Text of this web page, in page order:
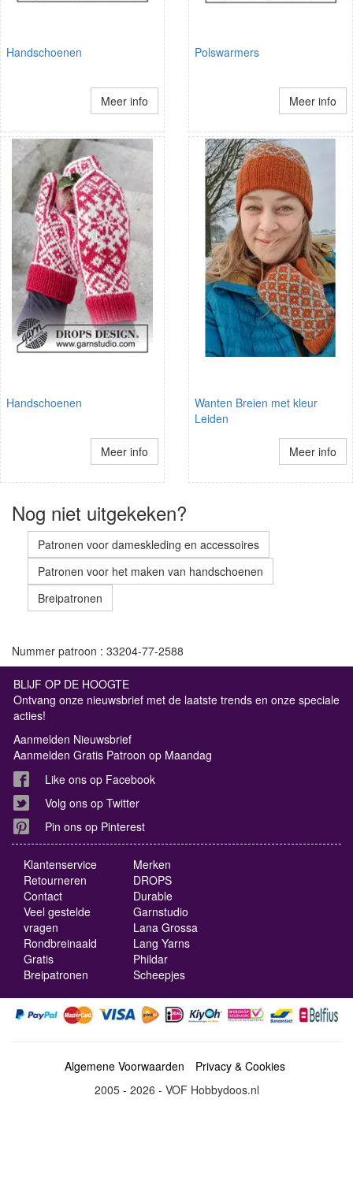
Handschoenen
Meer info
Polswarmers
Meer info
Handschoenen
Meer info
Wanten Breien met kleur
Leiden
Meer info
Nog niet uitgekeken?
Patronen voor dameskleding en accessoires
Patronen voor het maken van handschoenen
Breipatronen
Nummer patroon : 33204-77-2588
BLIJF OP DE HOOGTE
Ontvang onze nieuwsbrief met de laatste trends en onze speciale
acties!
Aanmelden Nieuwsbrief
Aanmelden Gratis Patroon op Maandag
Like ons op Facebook
Volg ons op Twitter
Pin ons op Pinterest
Klantenservice
Retourneren
Contact
Veel gestelde
vragen
Rondbreinaald
Gratis
Breipatronen
Merken
DROPS
Durable
Garnstudio
Lana Grossa
Lang Yarns
Phildar
Scheepjes
Algemene Voorwaarden
Privacy & Cookies
2005 - 2026 - VOF Hobbydoos.nl